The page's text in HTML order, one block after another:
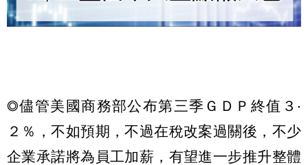
◎儘管美國商務部公布第三季ＧＤＰ終值３‧
２％，不如預期，不過在稅改案過關後，不少
企業承諾將為員工加薪，有望進一步推升整體